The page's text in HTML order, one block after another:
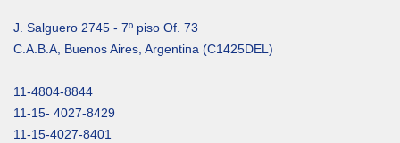
J. Salguero 2745 - 7º piso Of. 73
C.A.B.A, Buenos Aires, Argentina (C1425DEL)
11-4804-8844
11-15- 4027-8429
11-15-4027-8401